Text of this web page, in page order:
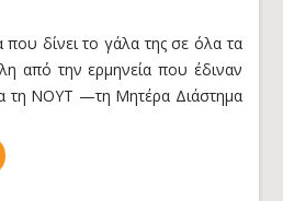
δίνει το γάλα της σε όλα τα
από την ερμηνεία που έδιναν
τη ΝΟΥΤ —τη Μητέρα Διάστημα